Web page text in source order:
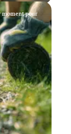
moment pour